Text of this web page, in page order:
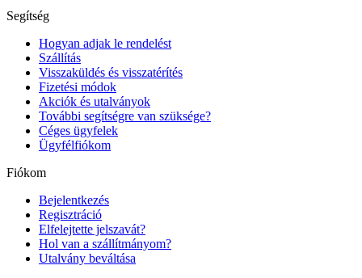
Segítség
Hogyan adjak le rendelést
Szállítás
Visszaküldés és visszatérítés
Fizetési módok
Akciók és utalványok
További segítségre van szüksége?
Céges ügyfelek
Ügyfélfiókom
Fiókom
Bejelentkezés
Regisztráció
Elfelejtette jelszavát?
Hol van a szállítmányom?
Utalvány beváltása